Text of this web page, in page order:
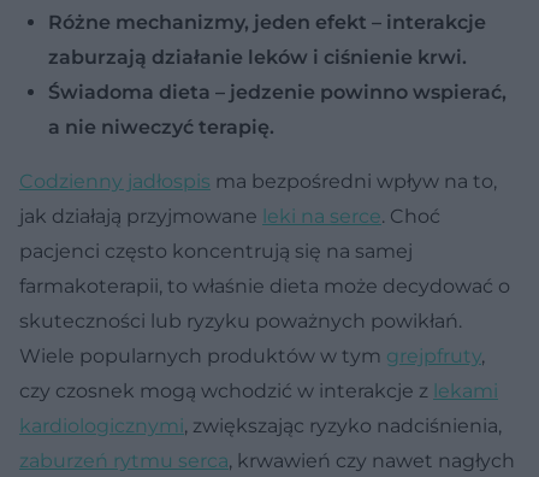
Różne mechanizmy, jeden efekt – interakcje
zaburzają działanie leków i ciśnienie krwi.
Świadoma dieta – jedzenie powinno wspierać,
a nie niweczyć terapię.
Codzienny jadłospis ma bezpośredni wpływ na to,
jak działają przyjmowane leki na serce. Choć
pacjenci często koncentrują się na samej
farmakoterapii, to właśnie dieta może decydować o
skuteczności lub ryzyku poważnych powikłań.
Wiele popularnych produktów w tym grejpfruty,
czy czosnek mogą wchodzić w interakcje z lekami
kardiologicznymi, zwiększając ryzyko nadciśnienia,
zaburzeń rytmu serca, krwawień czy nawet nagłych